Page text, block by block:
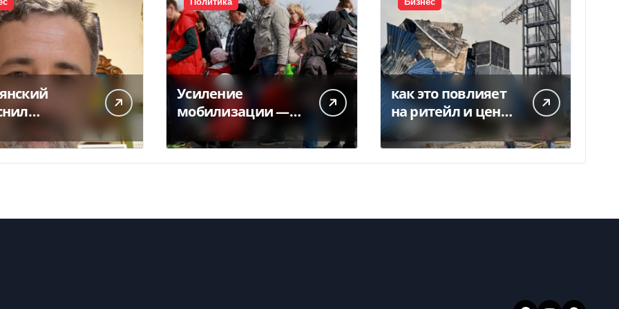
с НБУ из-
Политика
Усиление
мобилизации —
кто из украинцев
потеряет право на
временную
Бизнес
как это повлияет
на ритейл и цены
— Delo.ua